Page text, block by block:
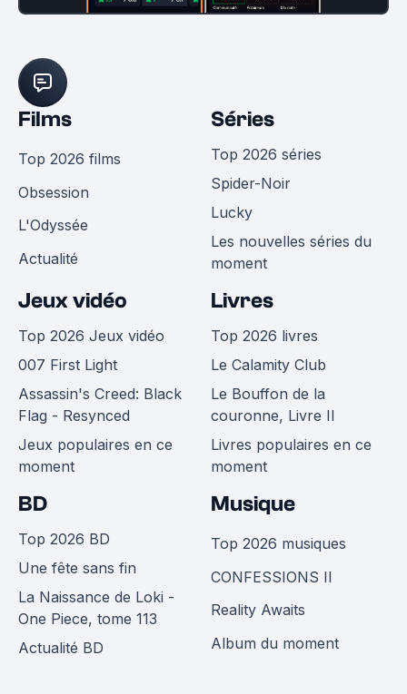
Films
Top 2026 films
Obsession
L'Odyssée
Actualité
Séries
Top 2026 séries
Spider-Noir
Lucky
Les nouvelles séries du
moment
Jeux vidéo
Top 2026 Jeux vidéo
007 First Light
Assassin's Creed: Black
Flag - Resynced
Jeux populaires en ce
moment
Livres
Top 2026 livres
Le Calamity Club
Le Bouffon de la
couronne, Livre II
Livres populaires en ce
moment
BD
Top 2026 BD
Une fête sans fin
La Naissance de Loki -
One Piece, tome 113
Actualité BD
Musique
Top 2026 musiques
CONFESSIONS II
Reality Awaits
Album du moment